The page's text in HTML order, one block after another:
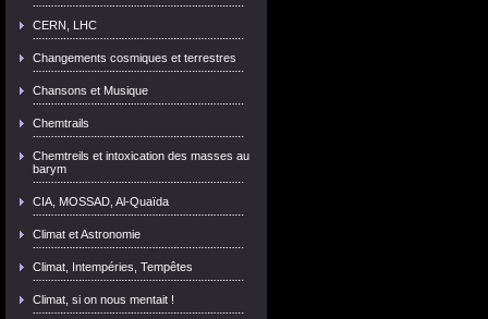
CERN, LHC
Changements cosmiques et terrestres
Chansons et Musique
Chemtrails
Chemtreils et intoxication des masses au
barym
CIA, MOSSAD, Al-Quaïda
Climat et Astronomie
Climat, Intempéries, Tempêtes
Climat, si on nous mentait !